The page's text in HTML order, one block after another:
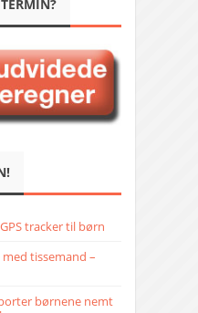
GPS tracker til børn
med tissemand –
børnene nemt